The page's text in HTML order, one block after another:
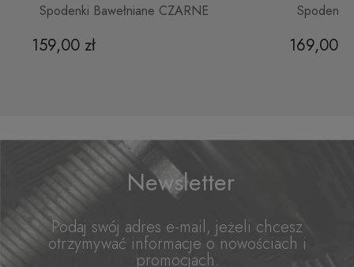
męskie Code
169,00 zł
Spodenki Bawełniane CZARNE
159,00 zł
Spodenki
169,00 zł
Newsletter
Podaj swój adres e-mail, jeżeli chcesz
otrzymywać informacje o nowościach i
promocjach.